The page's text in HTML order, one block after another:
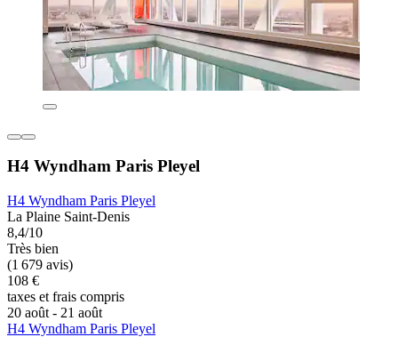
H4 Wyndham Paris Pleyel
H4 Wyndham Paris Pleyel
La Plaine Saint-Denis
8,4/10
Très bien
(1 679 avis)
108 €
taxes et frais compris
20 août - 21 août
H4 Wyndham Paris Pleyel